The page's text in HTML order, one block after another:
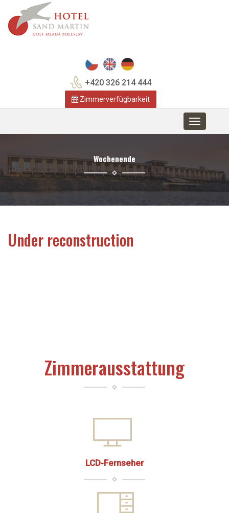
+420 326 214 444
Zimmerverfügbarkeit
Toggle
navigation
Wochenende
Under reconstruction
Zimmerausstattung
LCD-Fernseher